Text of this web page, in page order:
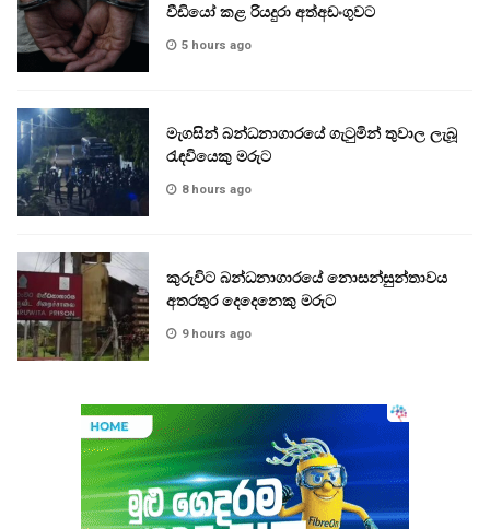
වීඩියෝ කළ රියදුරා අත්අඩංගුවට
5 hours ago
මැගසින් බන්ධනාගාරයේ ගැටුමින් තුවාල ලැබූ
රැඳවියෙකු මරුට
8 hours ago
කුරුවිට බන්ධනාගාරයේ නොසන්සුන්තාවය
අතරතුර දෙදෙනෙකු මරුට
9 hours ago